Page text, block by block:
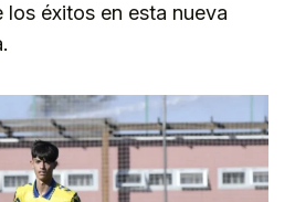
los éxitos en esta nueva